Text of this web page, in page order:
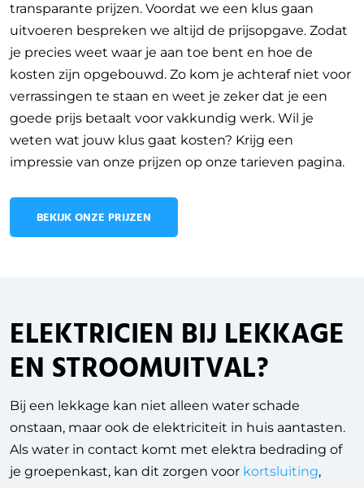
transparante prijzen. Voordat we een klus gaan
uitvoeren bespreken we altijd de prijsopgave. Zodat
je precies weet waar je aan toe bent en hoe de
kosten zijn opgebouwd. Zo kom je achteraf niet voor
verrassingen te staan en weet je zeker dat je een
goede prijs betaalt voor vakkundig werk. Wil je
weten wat jouw klus gaat kosten? Krijg een
impressie van onze prijzen op onze tarieven pagina.
BEKIJK ONZE PRIJZEN
ELEKTRICIEN BIJ LEKKAGE
EN STROOMUITVAL?
Bij een lekkage kan niet alleen water schade
onstaan, maar ook de elektriciteit in huis aantasten.
Als water in contact komt met elektra bedrading of
je groepenkast, kan dit zorgen voor kortsluiting,